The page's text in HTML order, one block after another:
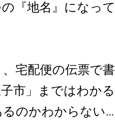
『地名』になっ
宅配便の伝票で
市」まではわか
のかわからない